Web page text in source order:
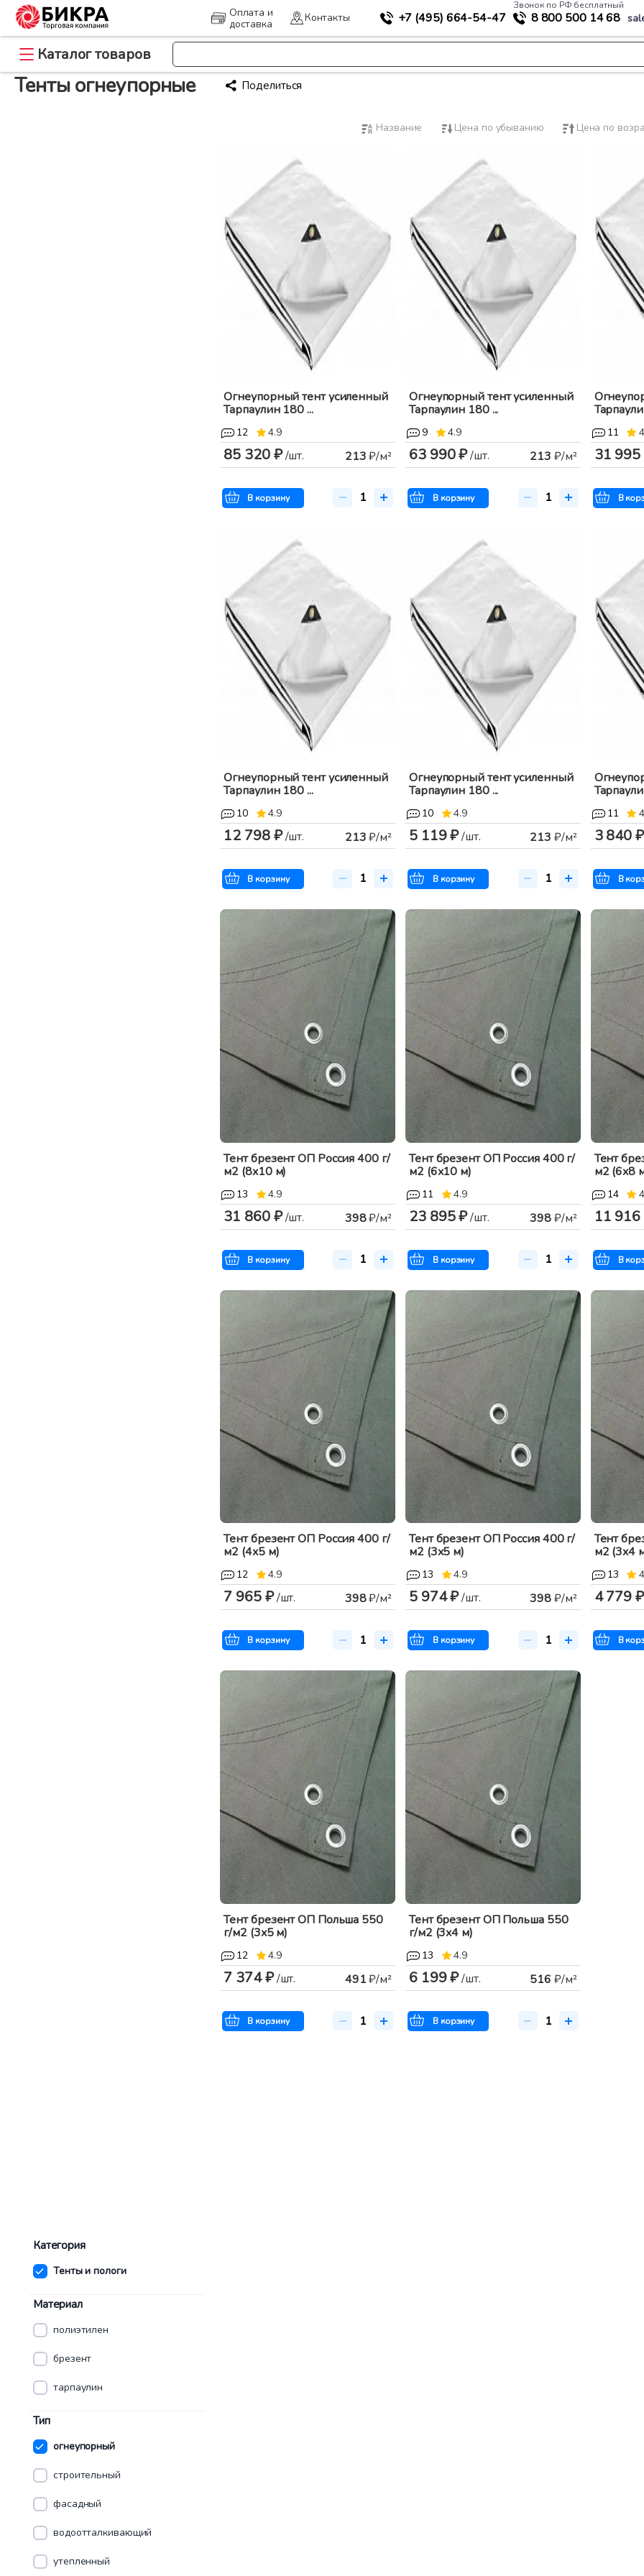
Оплата и
доставка
Контакты +7 (495) 664-54-47
Звонок по РФ бесплатный
8 800 500 14 68
Каталог товаров
Главная >Тенты огнеупорные
Тенты огнеупорные Поделиться
Категория
Тенты и пологи
Материал
полиэтилен
брезент
тарпаулин
Тип
огнеупорный
строительный
фасадный
водоотталкивающий
утепленный
Название Цена по убыванию Цена по
Огнеупорный тент усиленный
Тарпаулин 180 ...
12 4.9
85 320 ₽/шт. 213₽/м²
В корзину
Огнеупорный тент усиленный
Тарпаулин 180 ...
9 4.9
63 990 ₽/шт. 213 ₽/м²
В корзину
11
31 995
В
Огнеупорный тент усиленный
Тарпаулин 180 ...
10 4.9
12 798 ₽/шт. 213₽/м²
В корзину
Огнеупорный тент усиленный
Тарпаулин 180 ...
10 4.9
5 119 ₽/шт. 213 ₽/м²
В корзину
11
3 840 ₽
В
Тент брезент ОП Россия 400 г/
м2 (8x10 м)
13 4.9
31 860 ₽/шт. 398₽/м²
В корзину
Тент брезент ОП Россия 400 г/
м2 (6x10 м)
11 4.9
23 895 ₽/шт. 398₽/м²
В корзину
Тент
м2 (6x8
14
11 916
В
Тент брезент ОП Россия 400 г/
м2 (4x5 м)
12 4.9
7 965 ₽/шт. 398₽/м²
В корзину
Тент брезент ОП Россия 400 г/
м2 (3x5 м)
13 4.9
5 974 ₽/шт. 398₽/м²
В корзину
Тент
м2 (3x4
13
4 779 ₽
В
Тент брезент ОП Польша 550
г/м2 (3x5 м)
12 4.9
7 374 ₽/шт. 491₽/м²
В корзину
Тент брезент ОП Польша 550
г/м2 (3x4 м)
13 4.9
6 199 ₽/шт. 516 ₽/м²
В корзину